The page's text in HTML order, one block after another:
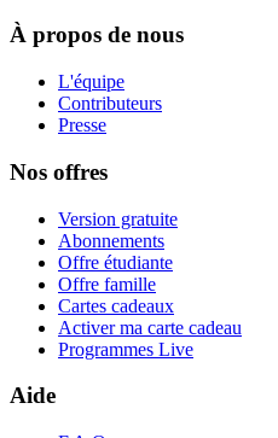
À propos de nous
L'équipe
Contributeurs
Presse
Nos offres
Version gratuite
Abonnements
Offre étudiante
Offre famille
Cartes cadeaux
Activer ma carte cadeau
Programmes Live
Aide